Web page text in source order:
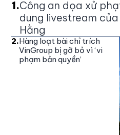
1.Công an dọa xử
dung livestream
Hằng
2.Hàng loạt bài chỉ trích
VinGroup bị gỡ bỏ vì ‘vi
phạm bản quyền’